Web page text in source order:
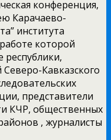
конференция,
Карачаево-
института
которой
республики,
Кавказского
представители
КЧР, общественных
, журналисты